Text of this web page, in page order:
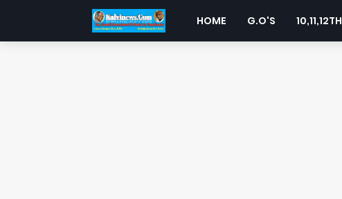
HOME G.O'S 10,11,12TH